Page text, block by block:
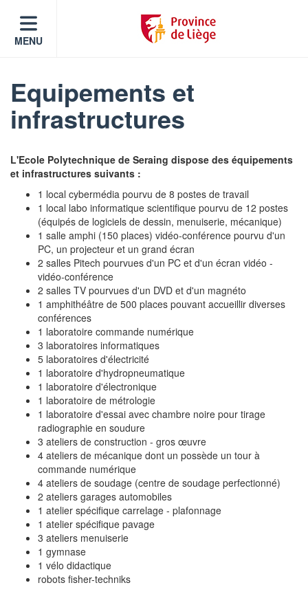
MENU
Equipements et
infrastructures
L'Ecole Polytechnique de Seraing dispose des équipements
et infrastructures suivants :
1 local cybermédia pourvu de 8 postes de travail
1 local labo informatique scientifique pourvu de 12 postes
(équipés de logiciels de dessin, menuiserie, mécanique)
1 salle amphi (150 places) vidéo-conférence pourvu d'un
PC, un projecteur et un grand écran
2 salles Pitech pourvues d'un PC et d'un écran vidéo -
vidéo-conférence
2 salles TV pourvues d'un DVD et d'un magnéto
1 amphithéâtre de 500 places pouvant accueillir diverses
conférences
1 laboratoire commande numérique
3 laboratoires informatiques
5 laboratoires d'électricité
1 laboratoire d'hydropneumatique
1 laboratoire d'électronique
1 laboratoire de métrologie
1 laboratoire d'essai avec chambre noire pour tirage
radiographie en soudure
3 ateliers de construction - gros œuvre
4 ateliers de mécanique dont un possède un tour à
commande numérique
4 ateliers de soudage (centre de soudage perfectionné)
2 ateliers garages automobiles
1 atelier spécifique carrelage - plafonnage
1 atelier spécifique pavage
3 ateliers menuiserie
1 gymnase
1 vélo didactique
robots fisher-techniks